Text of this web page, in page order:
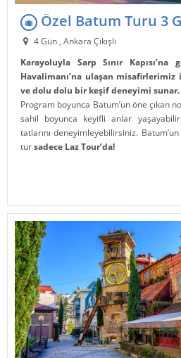
Özel Batum Turu 3
4 Gün , Ankara Çıkışlı
Karayoluyla Sarp Sınır
Havalimanı’na ulaşan
ve dolu dolu bir keşif deneyimi sunar.
Program boyunca Batum’un öne çıkan
sahil boyunca keyifli anlar
tatlarını deneyimleyebilirsiniz.
tursadece Laz Tour’da!